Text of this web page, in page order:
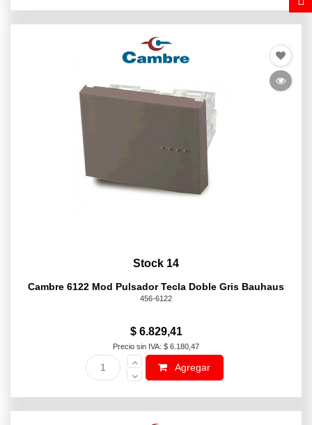
Stock 14
Cambre 6122 Mod Pulsador Tecla Doble Gris Bauhaus
456-6122
$ 6.829,41
Precio sin IVA: $ 6.180,47
Agregar